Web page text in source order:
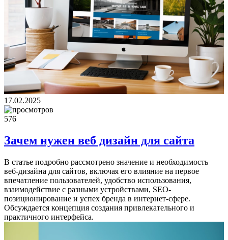
17.02.2025
576
Зачем нужен веб дизайн для сайта
В статье подробно рассмотрено значение и необходимость
веб-дизайна для сайтов, включая его влияние на первое
впечатление пользователей, удобство использования,
взаимодействие с разными устройствами, SEO-
позиционирование и успех бренда в интернет-сфере.
Обсуждается концепция создания привлекательного и
практичного интерфейса.